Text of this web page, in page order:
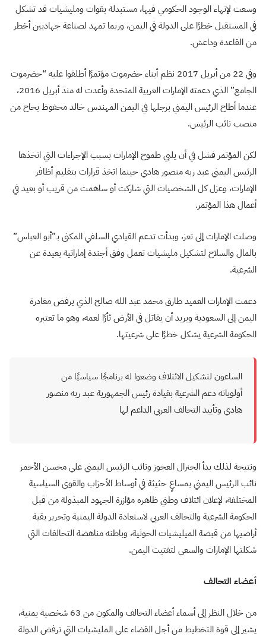
وسعت لإنهاء الوجود الحكومي فيها، مستبدلة بقوات ومليشيات قد تشكل
في المستقبل خطرًا على الدولة في اليمن، وربما تمهد لصناعة جهاديين أخطر
من القاعدة وداعش.
وفي 22 من أبريل 2017 نظم أبناء حضرموت مؤتمرًا أطلقوا عليه “حضرموت
الجامع” الذي دعمته الإمارات العربية المتحدة وأعدت له منذ أبريل 2016،
عندما أطاح الرئيس اليمني برجلها في اليمن المهندس خالد محفوظ بحاح من
منصب نائب الرئيس.
لكن المؤتمر فشل في أن يلبي طموح الإمارات بسبب الإجراءات التي اتخذها
الرئيس اليمني عبد ربه منصور هادي حينما اتخذ قرارات بتقليم أظافر
الإمارات، وعزل كل الشخصيات التي شاركت أو ساهمت من قريب أو بعيد في
أعمال هذا المؤتمر.
وصلت الإمارات إلى تعز، وبدأت تدعم القيادي السلفي المكنى بـ”أبو العباس”
بالمال والسلاح لتشكيل مليشيات تعمل وفق أجندة إماراتية بعيدة عن
الشرعية.
دعمت الإمارات العميد طارق محمد عبد الله صالح الذي يرفض مغادرة
اليمن إلى السعودية ويريد أن يقاتل في الأرض ثأرًا لعمه، وهو ما تعتبره
الحكومة الشرعية يشكل خطرًا على شرعيتها.
الساعون لتشكيل الائتلاف وضعوا له برنامجًا سياسيًا من
أولوياته دعم الشرعية بقيادة رئيس الجمهورية عبد ربه منصور
هادي وتأييد التحالف العربي الداعم لها
ونتيجة لذلك بدأ الجنرال العجوز ونائب الرئيس اليمني علي محسن الأحمر
نائب الرئيس اليمني بمساعٍ حثيثة في أوساط الأحزاب والقوى السياسية
المختلفة، لإعلان ائتلاف وطني ظاهره مؤازرة الجهود المبذولة من قبل
الحكومة الشرعية والتحالف العربي لاستعادة الدولة اليمنية وتحرير بقية
أراضيها من قبضة الميليشيات الحوثية، وباطنه مناهضة التحالفات التي
شكلتها الإمارات والسعي لتفتيت اليمن.
أعضاء التحالف
من خلال النظر إلى أسماء أعضاء التحالف والمكون من 63 شخصية يمنية،
يشير إلى قوة التخطيط من أجل القضاء على المليشيات التي ترفض الدولة